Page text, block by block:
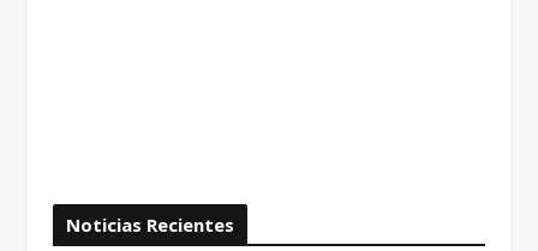
Noticias Recientes